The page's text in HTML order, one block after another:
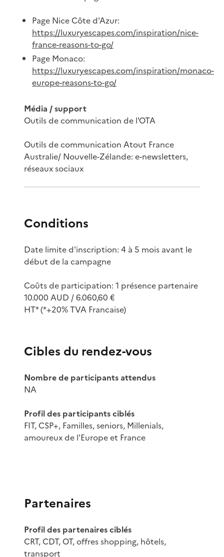
Page Nice Côte d'Azur:
https://luxuryescapes.com/inspiration/nice-
france-reasons-to-go/
Page Monaco:
https://luxuryescapes.com/inspiration/monaco-
europe-reasons-to-go/
Média / support
Outils de communication de l'OTA
Outils de communication Atout France
Australie/ Nouvelle-Zélande: e-newsletters,
réseaux sociaux
Conditions
Date limite d'inscription: 4 à 5 mois avant le
début de la campagne
Coûts de participation: 1 présence partenaire
10.000 AUD / 6.060,60 €
HT* (*+20% TVA Francaise)
Cibles du rendez-vous
Nombre de participants attendus
NA
Profil des participants ciblés
FIT, CSP+, Familles, seniors, Millenials,
amoureux de l'Europe et France
Partenaires
Profil des partenaires ciblés
CRT, CDT, OT, offres shopping, hôtels,
transport